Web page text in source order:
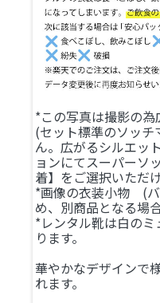
*この写真は撮影の為
(セット標準のソッ
ん。広がるシルエッ
ョンにてスーパーソ
着】をご選択いただ
*画像の衣装小物 (
め、別商品となる場
*レンタル靴は白の
ります。
華やかなデザインで
れます。